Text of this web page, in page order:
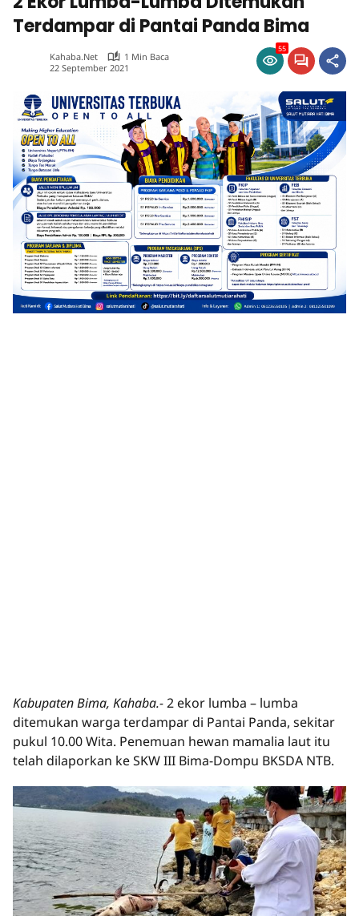
Terdampar di Pantai Panda Bima
Kahaba.net
1 Min Baca
22 September 2021
55
Kabupaten Bima, Kahaba.-2 ekor lumba – lumba
ditemukan warga terdampar di Pantai Panda, sekitar
pukul 10.00 Wita. Penemuan hewan mamalia laut itu
telah dilaporkan ke SKW III Bima-Dompu BKSDA NTB.